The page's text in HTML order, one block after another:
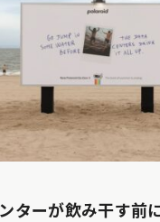
ンターが飲み干す前